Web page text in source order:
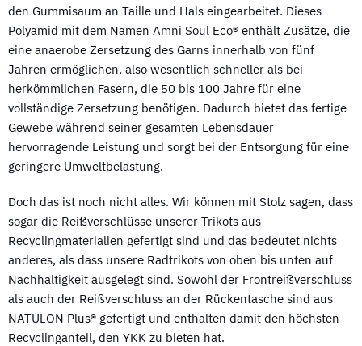
den Gummisaum an Taille und Hals eingearbeitet. Dieses
Polyamid mit dem Namen Amni Soul Eco® enthält Zusätze, die
eine anaerobe Zersetzung des Garns innerhalb von fünf
Jahren ermöglichen, also wesentlich schneller als bei
herkömmlichen Fasern, die 50 bis 100 Jahre für eine
vollständige Zersetzung benötigen. Dadurch bietet das fertige
Gewebe während seiner gesamten Lebensdauer
hervorragende Leistung und sorgt bei der Entsorgung für eine
geringere Umweltbelastung.
Doch das ist noch nicht alles. Wir können mit Stolz sagen, dass
sogar die Reißverschlüsse unserer Trikots aus
Recyclingmaterialien gefertigt sind und das bedeutet nichts
anderes, als dass unsere Radtrikots von oben bis unten auf
Nachhaltigkeit ausgelegt sind. Sowohl der Frontreißverschluss
als auch der Reißverschluss an der Rückentasche sind aus
NATULON Plus® gefertigt und enthalten damit den höchsten
Recyclinganteil, den YKK zu bieten hat.